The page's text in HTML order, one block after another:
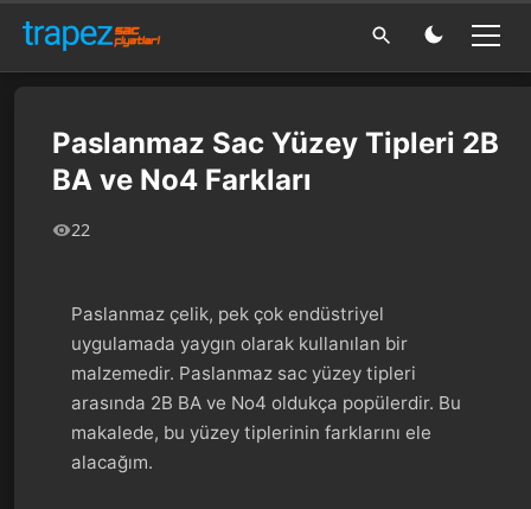
Paslanmaz Sac Yüzey Tipleri 2B
BA ve No4 Farkları
22
Paslanmaz çelik, pek çok endüstriyel
uygulamada yaygın olarak kullanılan bir
malzemedir. Paslanmaz sac yüzey tipleri
arasında 2B BA ve No4 oldukça popülerdir. Bu
makalede, bu yüzey tiplerinin farklarını ele
alacağım.